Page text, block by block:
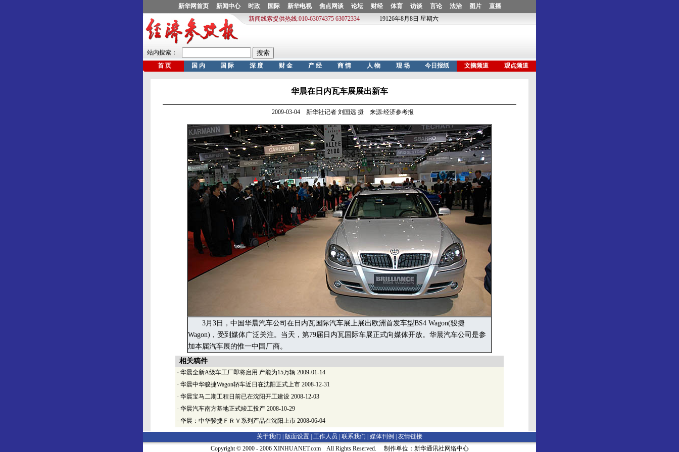
华晨在日内瓦车展展出新车
2009-03-04 新华社记者 刘国远 摄 来源:经济参考报
3月3日，中国华晨汽车公司在日内瓦国际汽车展上展出欧洲首发车型BS4 Wagon(骏捷
Wagon)，受到媒体广泛关注。当天，第79届日内瓦国际车展正式向媒体开放。华晨汽车公司是参
加本届汽车展的惟一中国厂商。
相关稿件
· 华晨全新A级车工厂即将启用 产能为15万辆 2009-01-14
· 华晨中华骏捷Wagon轿车近日在沈阳正式上市 2008-12-31
· 华晨宝马二期工程日前已在沈阳开工建设 2008-12-03
· 华晨汽车南方基地正式竣工投产 2008-10-29
· 华晨：中华骏捷ＦＲＶ系列产品在沈阳上市 2008-06-04
关于我们 | 版面设置 工作人员 联系我们 媒体刊例
友情链接
Copyright © 2000 - 2006 XINHUANET.com All Rights Reserved. 制作单位：新华通讯社网络中心